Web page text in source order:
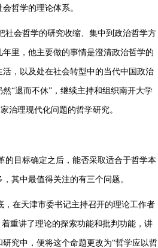
哲学的理论体系。
社会哲学的研究收缩、集中到政治哲学方
里，他主要做的事情是澄清政治哲学的
，以及处在社会转型中的当代中国政治
“退而不休”，继续主持和组织南开大学
治理现代化问题的哲学研究。
的目标确定之后，能否采取适合于哲学本
其中最值得关注的有三个问题。
，在天津市委书记主持召开的理论工作者
重讲了理论的探索功能和批判功能，讲
究中，便将这个命题更改为“哲学应以哲